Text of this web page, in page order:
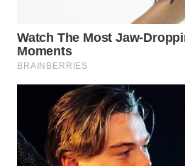
TANI
ADVOKAT
WAHANA
INFRASTRUKTUR